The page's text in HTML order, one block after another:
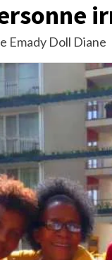
Emady Doll Diane